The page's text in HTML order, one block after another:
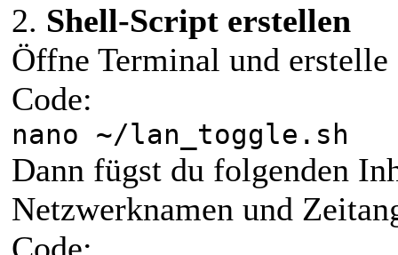
2. Shell-Script erstellen
Öffne Terminal und
Code:
nano ~/lan_toggle.sh
Dann fügst du folgenden
Netzwerknamen und
Code: